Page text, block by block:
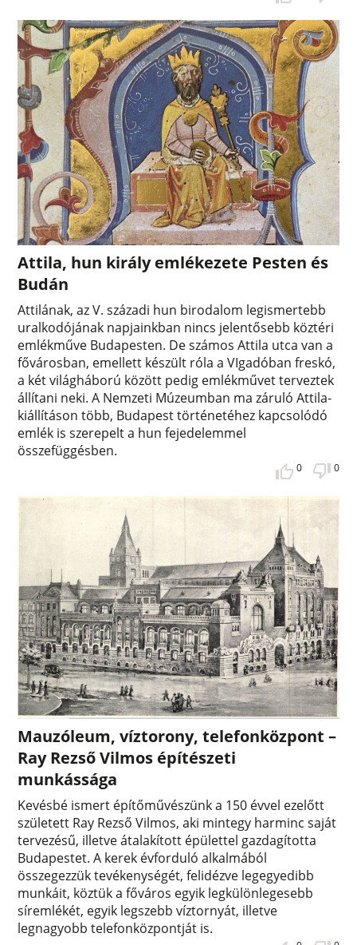
Attila, hun király emlékezete Pesten és
Budán
Attilának, az V. századi hun birodalom legismertebb
uralkodójának napjainkban nincs jelentősebb köztéri
emlékműve Budapesten. De számos Attila utca van a
fővárosban, emellett készült róla a VIgadóban freskó,
a két világháború között pedig emlékművet terveztek
állítani neki. A Nemzeti Múzeumban ma záruló Attila-
kiállításon több, Budapest történetéhez kapcsolódó
emlék is szerepelt a hun fejedelemmel
összefüggésben.
0 0
Mauzóleum, víztorony, telefonközpont –
Ray Rezső Vilmos építészeti
munkássága
Kevésbé ismert építőművészünk a 150 évvel ezelőtt
született Ray Rezső Vilmos, aki mintegy harminc saját
tervezésű, illetve átalakított épülettel gazdagította
Budapestet. A kerek évforduló alkalmából
összegezzük tevékenységét, felidézve legegyedibb
munkáit, köztük a főváros egyik legkülönlegesebb
síremlékét, egyik legszebb víztornyát, illetve
legnagyobb telefonközpontját is.